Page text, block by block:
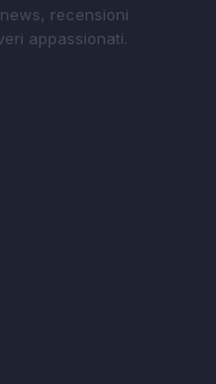
recensioni
appassionati.